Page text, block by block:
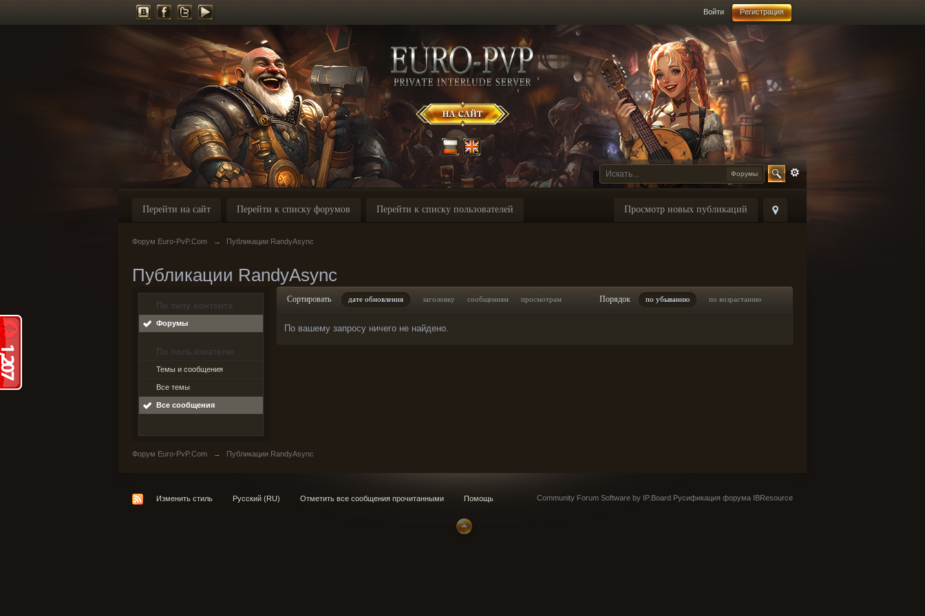
Войти Регистрация
Форумы
Просмотр новых публикаций
Перейти на сайт Перейти к списку форумов Перейти к списку пользователей
Форум Euro-PvP.Com → Публикации RandyAsync
Публикации RandyAsync
По типу контента
Форумы
По пользователю
Темы и сообщения
Все темы
Все сообщения
Сортировать дате обновления заголовку сообщениям просмотрам Порядок по убыванию по возрастанию
По вашему запросу ничего не найдено.
Форум Euro-PvP.Com → Публикации RandyAsync
Изменить стиль Русский (RU) Отметить все сообщения прочитанными Помощь Community Forum Software by IP.Board Русификация форума IBResource